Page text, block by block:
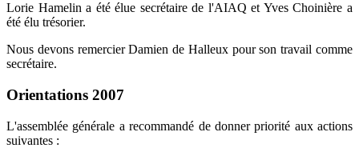
Lorie Hamelin a été élue secrétaire de l'AIAQ et Yves Choinière a
été élu trésorier.
Nous devons remercier Damien de Halleux pour son travail comme
secrétaire.
Orientations 2007
L'assemblée générale a recommandé de donner priorité aux actions
suivantes :